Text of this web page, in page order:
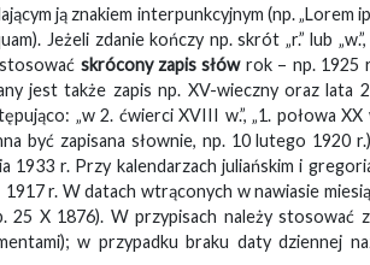
ją znakiem interpunkcyjnym (np. „Lorem
Jeżeli zdanie kończy np. skrót „r.” lub
skrócony zapissłówrok – np. 1925
jest także zapis np. XV-wieczny oraz lata
„w 2. ćwierci XVIII w.”, „1. połowa XX
być zapisana słownie, np. 10 lutego 1920
1933 r. Przy kalendarzach juliańskim i
r. W datach wtrąconych w nawiasie
X 1876). W przypisach należy stosować
w przypadku braku daty dziennej